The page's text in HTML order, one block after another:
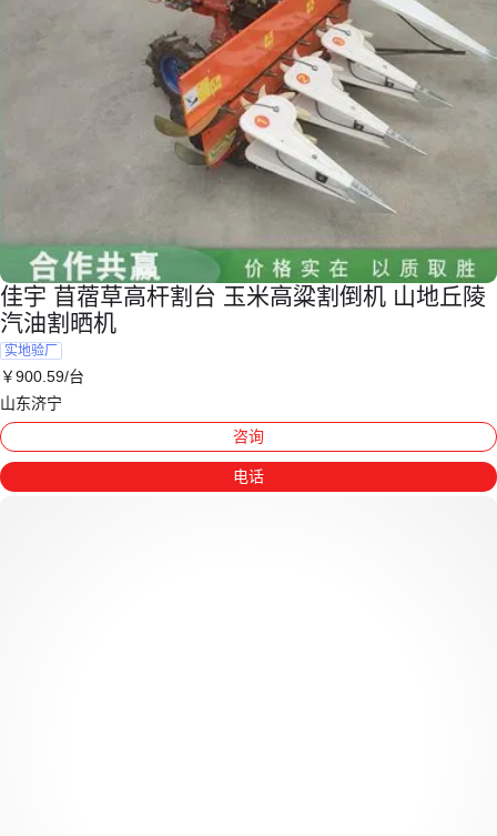
佳宇 苜蓿草高杆割台 玉米高粱割倒机 山地丘陵
汽油割晒机
实地验厂
￥900 .59/台
山东济宁
咨询
电话